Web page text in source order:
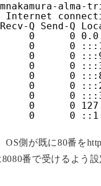
Internet
Q Send-Q
0      0
0      0
0      0
0      0
0      0
0      0
0      0
0      0
0      0
OS側が既に80番を
番で受けるよう